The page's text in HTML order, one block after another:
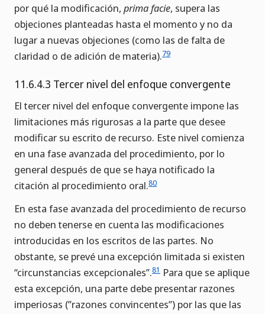
por qué la modificación, prima facie, supera las
objeciones planteadas hasta el momento y no da
lugar a nuevas objeciones (como las de falta de
claridad o de adición de materia).79
11.6.4.3 Tercer nivel del enfoque convergente
El tercer nivel del enfoque convergente impone las
limitaciones más rigurosas a la parte que desee
modificar su escrito de recurso. Este nivel comienza
en una fase avanzada del procedimiento, por lo
general después de que se haya notificado la
citación al procedimiento oral.80
En esta fase avanzada del procedimiento de recurso
no deben tenerse en cuenta las modificaciones
introducidas en los escritos de las partes. No
obstante, se prevé una excepción limitada si existen
“circunstancias excepcionales”.81 Para que se aplique
esta excepción, una parte debe presentar razones
imperiosas (”razones convincentes”) por las que las